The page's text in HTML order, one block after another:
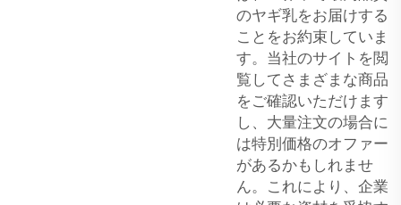
のヤギ乳をお届けする
ことをお約束していま
す。当社のサイトを閲
覧してさまざまな商品
をご確認いただけます
し、大量注文の場合に
は特別価格のオファー
があるかもしれませ
ん。これにより、企業